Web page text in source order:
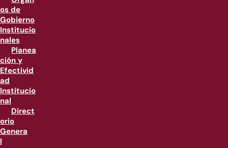
os de
Gobierno
Institucio
nales
Planea
ción y
Efectivid
ad
Institucio
nal
Direct
orio
Genera
l